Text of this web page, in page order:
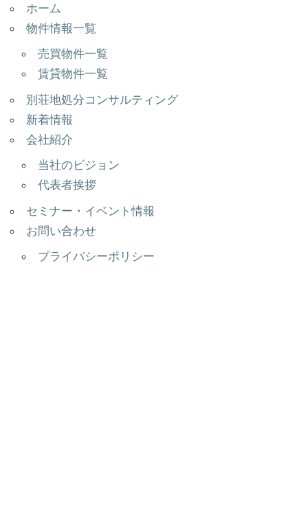
ホーム
物件情報一覧
売買物件一覧
賃貸物件一覧
別荘地処分コンサルティング
新着情報
会社紹介
当社のビジョン
代表者挨拶
セミナー・イベント情報
お問い合わせ
プライバシーポリシー